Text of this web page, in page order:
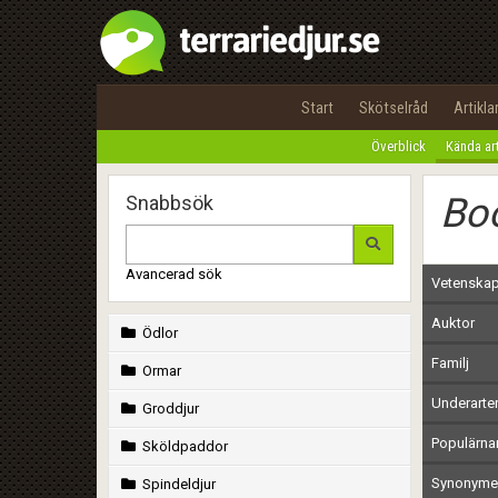
Start Skötselråd Artiklar
Överblick Kända
Snabbsök
Avancerad sök
Ödlor
Ormar
Groddjur
Sköldpaddor
Spindeldjur
Auktor
Familj
Underarter